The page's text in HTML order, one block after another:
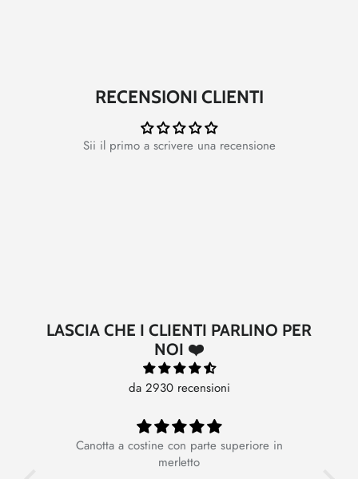
RECENSIONI CLIENTI
Sii il primo a scrivere una recensione
LASCIA CHE I CLIENTI PARLINO PER
NOI ❤️
da 2930 recensioni
Canotta a costine con parte superiore in
merletto